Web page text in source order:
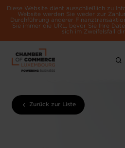
Diese Website dient ausschließlich zu
Website werden Sie weder zur
Durchführung anderer
Sie immer die URL, bevor Sie Ihre
sich im Zweifelsfall
Zurück zur Liste